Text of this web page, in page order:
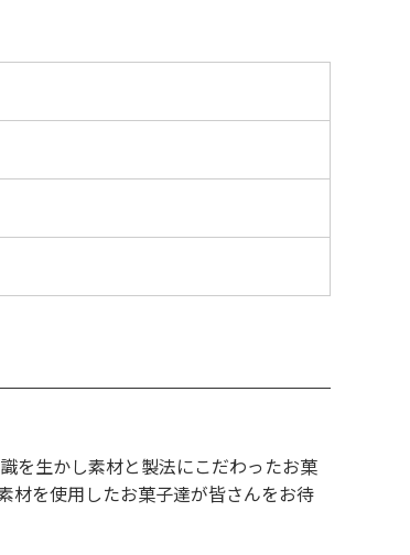
を生かし素材と製法にこだわったお菓
材を使用したお菓子達が皆さんをお待